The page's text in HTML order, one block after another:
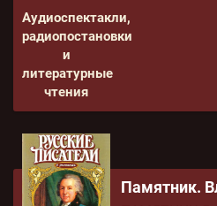
Аудиоспектакли,
радиопостановки
и
литературные
чтения
Памятник.